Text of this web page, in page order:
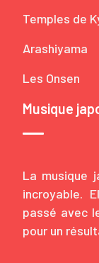
Temples de
Arashiyama
Les Onsen
Musique
La musique
incroyable.
passé avec
pour un